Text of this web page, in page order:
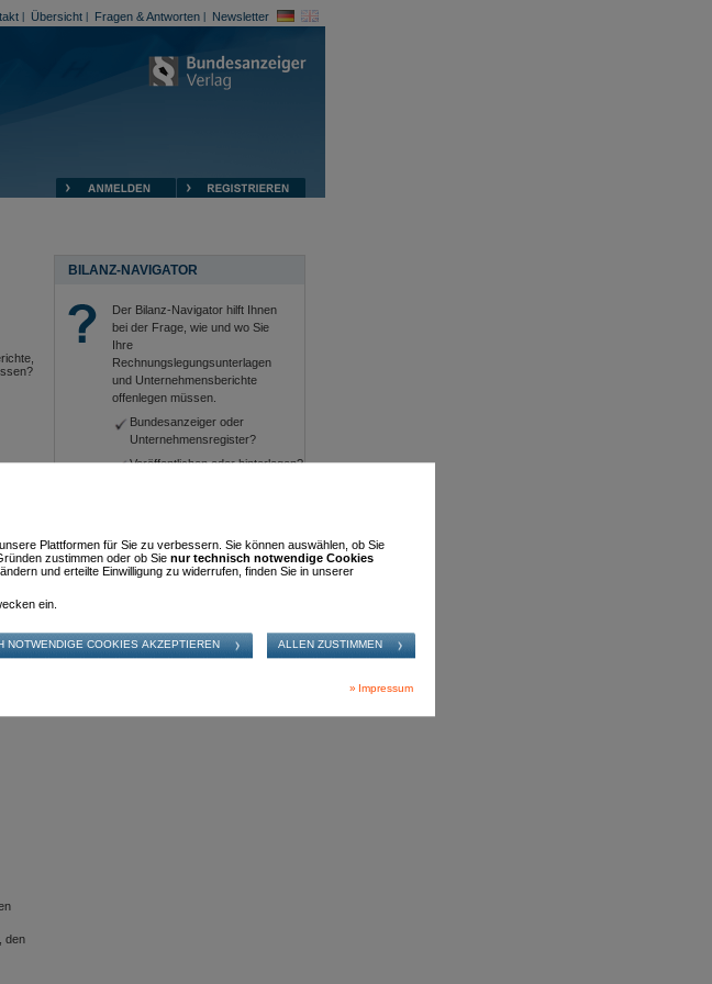
Übersicht Fragen & Antworten Newsletter
den
BILANZ-NAVIGATOR
Der Bilanz-Navigator hilft Ihnen
bei der Frage, wie und wo Sie
Ihre
Rechnungslegungsunterlagen
und Unternehmensberichte
offenlegen müssen.
Bundesanzeiger oder
Unternehmensregister?
Veröffentlichen oder hinterlegen?
Plattformen für Sie zu verbessern. Sie können auswählen, ob Sie
zustimmen oder ob Sie nur technisch notwendige Cookies
und erteilte Einwilligung zu widerrufen, finden Sie in unserer
ein.
Impressum